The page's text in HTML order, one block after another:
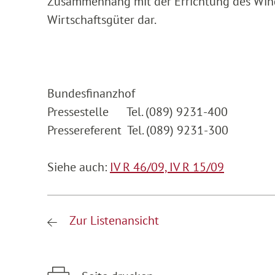
Wirtschaftsgüter dar.
Bundesfinanzhof
Pressestelle Tel. (089) 9231-400
Pressereferent Tel. (089) 9231-300
Siehe auch: IV R 46/09, IV R 15/09
Zur Listenansicht